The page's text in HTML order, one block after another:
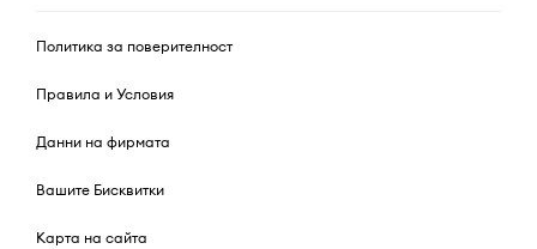
Политика за поверителност
Правила и Условия
Данни на фирмата
Вашите Бисквитки
Карта на сайта